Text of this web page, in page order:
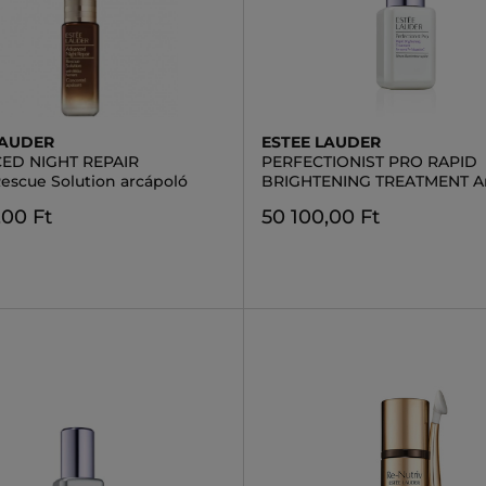
NIGHT REPAIR
Solution arcápoló
Ft
ESTEE LAUDER
PERFECTIONIST PRO RAPID
BRIGHTENING TREATMENT
50 100,00 Ft